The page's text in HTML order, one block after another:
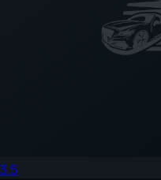
3.5